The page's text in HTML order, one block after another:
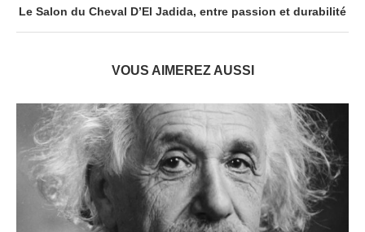
Le Salon du Cheval D’El Jadida, entre passion et durabilité
VOUS AIMEREZ AUSSI